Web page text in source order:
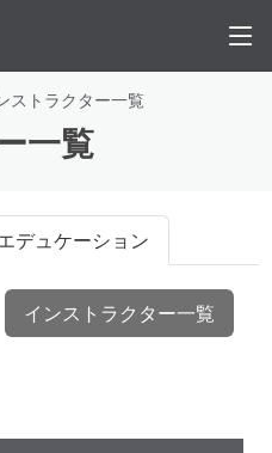
ストラクター一覧
一覧
デュケーション
インストラクター一覧